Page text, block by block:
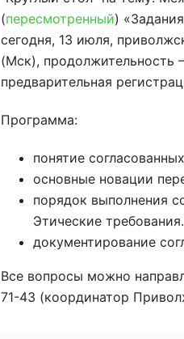
(пересмотренный)
сегодня, 13 июля,
(Мск), продолжительность
предварительная
Программа:
понятие
основные новации
порядок выполнения
Этические
документирование
Все вопросы можно
71-43 (координатор